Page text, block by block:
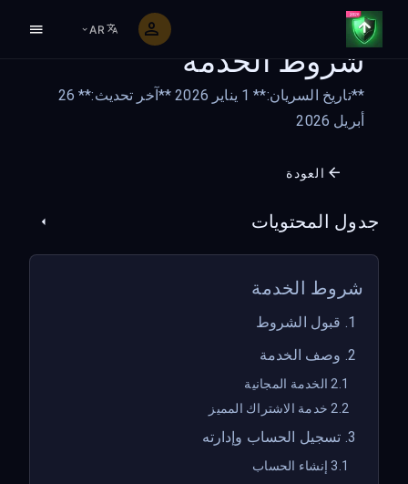
AR
شروط الخدمة
**تاريخ السريان:** 1 يناير 2026 **آخر تحديث:** 26
أبريل 2026
العودة
جدول المحتويات
شروط الخدمة
1. قبول الشروط
2. وصف الخدمة
2.1 الخدمة المجانية
2.2 خدمة الاشتراك المميز
3. تسجيل الحساب وإدارته
3.1 إنشاء الحساب